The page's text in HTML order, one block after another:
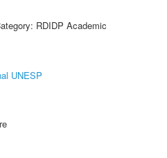
RDIDP Academic
UNESP